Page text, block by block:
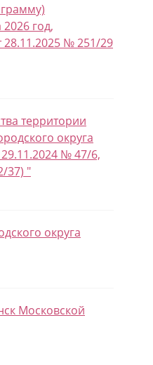
год,
28.11.2025 № 251/29
территории
округа
№ 47/6,
37) "
округа
Московской